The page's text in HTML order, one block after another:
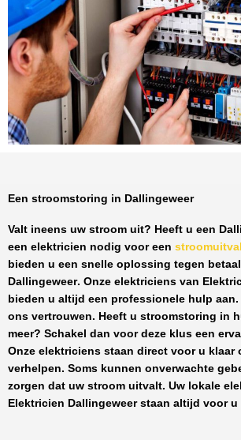
Een stroomstoring in Dallingeweer
Valt ineens uw stroom uit? Heeft u een
een elektricien nodig voor een stroomuitval
bieden u een snelle oplossing tegen
Dallingeweer. Onze elektriciens van
bieden u altijd een professionele hulp
ons vertrouwen. Heeft u stroomstoring in
meer? Schakel dan voor deze klus een
Onze elektriciens staan direct voor u klaar
verhelpen. Soms kunnen onverwachte
zorgen dat uw stroom uitvalt. Uw lokale
Elektricien Dallingeweerstaan altijd voor u